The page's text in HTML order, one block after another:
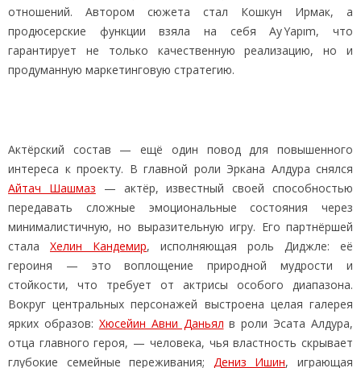
отношений. Автором сюжета стал Кошкун Ирмак, а
продюсерские функции взяла на себя Ay Yapım, что
гарантирует не только качественную реализацию, но и
продуманную маркетинговую стратегию.
Актёрский состав — ещё один повод для повышенного
интереса к проекту. В главной роли Эркана Алдура снялся
Айтач Шашмаз — актёр, известный своей способностью
передавать сложные эмоциональные состояния через
минималистичную, но выразительную игру. Его партнёршей
стала Хелин Кандемир, исполняющая роль Диджле: её
героиня — это воплощение природной мудрости и
стойкости, что требует от актрисы особого диапазона.
Вокруг центральных персонажей выстроена целая галерея
ярких образов: Хюсейин Авни Даньял в роли Эсата Алдура,
отца главного героя, — человека, чья властность скрывает
глубокие семейные переживания; Дениз Ишин, играющая